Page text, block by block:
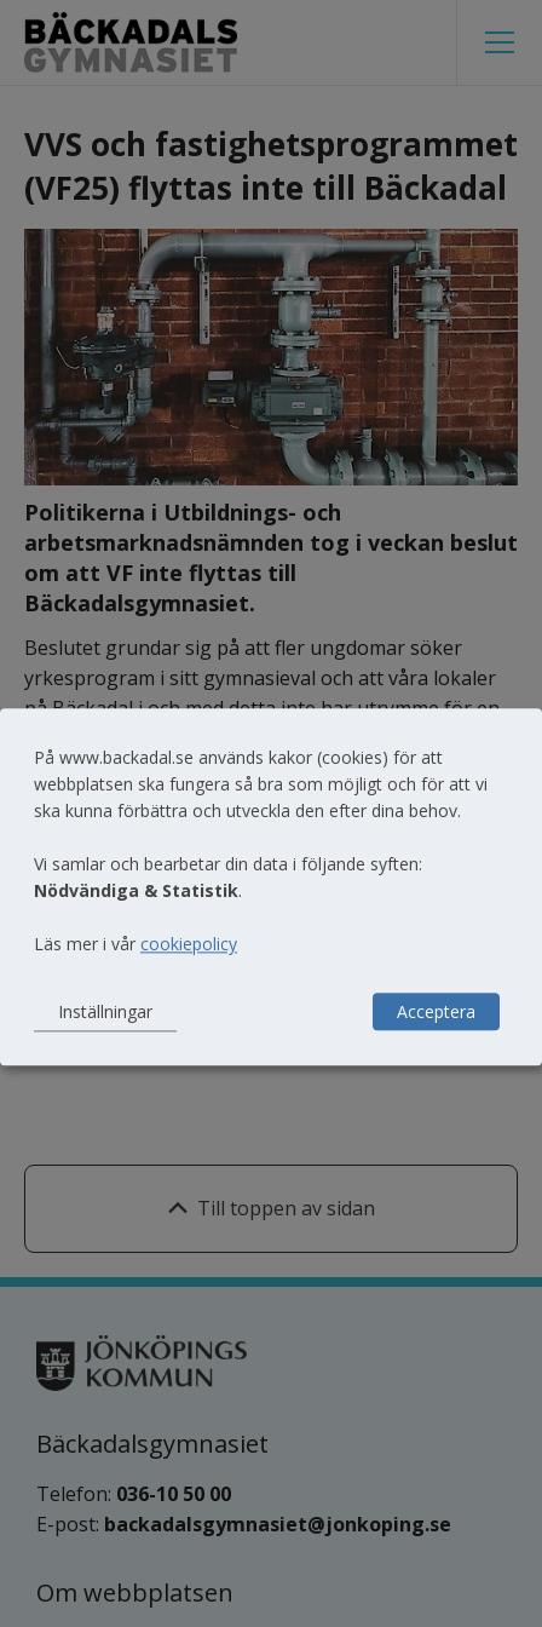
VVS och fastighetsprogrammet
(VF25) flyttas inte till Bäckadal
Politikerna i Utbildnings- och
arbetsmarknadsnämnden tog i veckan beslut
om att VF inte flyttas till
Bäckadalsgymnasiet.
Beslutet grundar sig på att fler ungdomar söker
yrkesprogram i sitt gymnasieval och att våra lokaler
på Bäckadal i och med detta inte har utrymme för en
För er som är intresserade av att söka VVS- och
fastighetsprogrammet (VF25, IMVVFG och IMYVF) så
Dahlbergsgymnasiet.
Dela
Till toppen av sidan
Bäckadalsgymnasiet
Telefon: 036-10 50 00
E-post: backadalsgymnasiet@jonkoping.se
Om webbplatsen
På www.backadal.se används kakor (cookies) för att
webbplatsen ska fungera så bra som möjligt och för att vi
ska kunna förbättra och utveckla den efter dina behov.
Vi samlar och bearbetar din data i följande syften:
Nödvändiga & Statistik.
Läs mer i vår cookiepolicy
Inställningar Acceptera